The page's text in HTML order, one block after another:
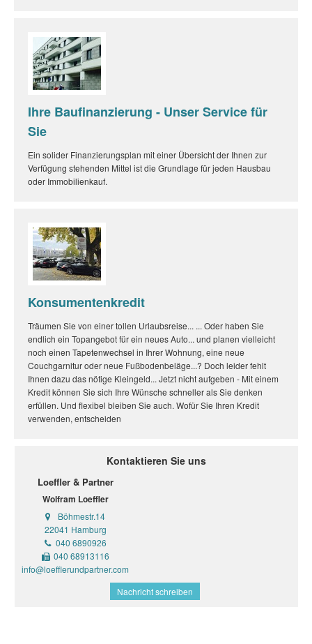
Ihre Baufinanzierung - Unser Service für
Sie
Ein solider Finanzierungsplan mit einer Übersicht der Ihnen zur
Verfügung stehenden Mittel ist die Grundlage für jeden Hausbau
oder Immobilienkauf.
Konsumentenkredit
Träumen Sie von einer tollen Urlaubsreise... ... Oder haben Sie
endlich ein Topangebot für ein neues Auto... und planen vielleicht
noch einen Tapetenwechsel in Ihrer Wohnung, eine neue
Couchgarnitur oder neue Fußbodenbeläge...? Doch leider fehlt
Ihnen dazu das nötige Kleingeld... Jetzt nicht aufgeben - Mit einem
Kredit können Sie sich Ihre Wünsche schneller als Sie denken
erfüllen. Und flexibel bleiben Sie auch. Wofür Sie Ihren Kredit
verwenden, entscheiden
Kontaktieren Sie uns
Loeffler & Partner
Wolfram Loeffler
Böhmestr.14
22041 Hamburg
040 6890926
040 68913116
info@loefflerundpartner.com
Nachricht schreiben